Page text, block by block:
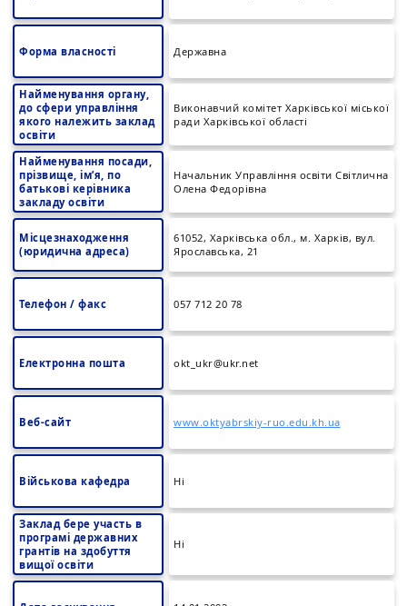
Форма власності Державна
Найменування органу,
до сфери управління
якого належить заклад
освіти
Виконавчий комітет Харківської міської
ради Харківської області
Найменування посади,
прізвище, ім’я, по
батькові керівника
закладу освіти
Начальник Управління освіти Світлична
Олена Федорівна
Місцезнаходження
(юридична адреса)
61052, Харківська обл., м. Харків, вул.
Ярославська, 21
Телефон / факс 057 712 20 78
Електронна пошта okt_ukr@ukr.net
Веб-сайт www.oktyabrskiy-ruo.edu.kh.ua
Військова кафедра Ні
Заклад бере участь в
програмі державних
грантів на здобуття
вищої освіти
Ні